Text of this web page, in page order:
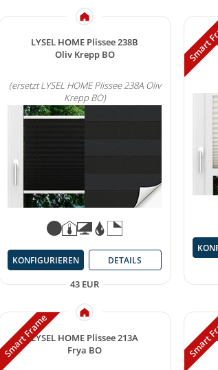
LYSEL HOME Plissee 238B
Oliv Krepp BO
(ersetzt LYSEL HOME Plissee 238A Oliv
Krepp BO)
43 EUR
KONFIGURIEREN DETAILS
Smart
LYSEL HOME Plissee 213A
Frya BO
Smart Frame Smart